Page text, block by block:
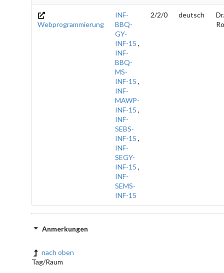
Webprogrammierung
INF-
BBQ-
GY-
INF-15 ,
INF-
BBQ-
MS-
INF-15 ,
INF-
MAWP-
INF-15 ,
INF-
SEBS-
INF-15 ,
INF-
SEGY-
INF-15 ,
INF-
SEMS-
INF-15
2/2/0 deutsch
Dr.
Anmerkungen
nach oben
Tag/Raum